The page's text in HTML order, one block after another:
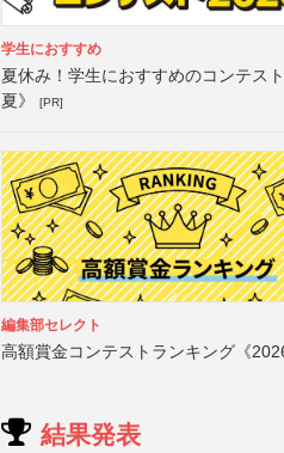
学生におすすめ
夏休み！学生におすすめのコンテス
夏》
[PR]
編集部セレクト
高額賞金コンテストランキング《
結果発表